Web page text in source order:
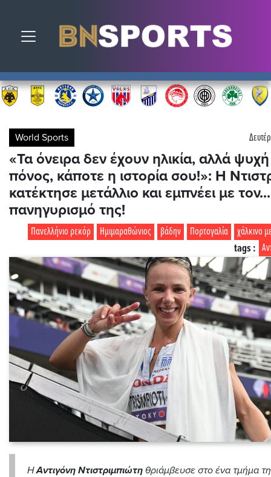
Toggle navigation
World Sports
«Τα όνειρα δεν έχουν ηλικία, αλλά
πόνος, κάποτε η ιστορία σου!»: Η
κατέκτησε μετάλλιο και εμπνέει με τον...
πανηγυρισμό της!
χάλκινο
Πορτογαλία
βάδην
Ημιμαραθώνιος
Πανελλήνιο ρεκόρ
tags :
ΗΑντιγόνη Ντιστριμπιώτη θριάμβευσε στο ένα τμήμα